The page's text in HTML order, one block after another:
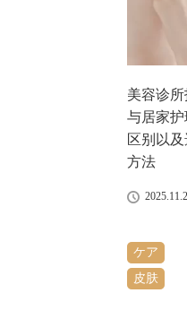
美容诊所
与居家护
区别以
方法
ケア
皮肤